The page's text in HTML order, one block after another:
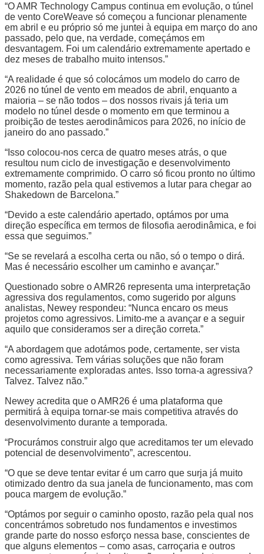
“O AMR Technology Campus continua em evolução, o túnel
de vento CoreWeave só começou a funcionar plenamente
em abril e eu próprio só me juntei à equipa em março do ano
passado, pelo que, na verdade, começámos em
desvantagem. Foi um calendário extremamente apertado e
dez meses de trabalho muito intensos.”
“A realidade é que só colocámos um modelo do carro de
2026 no túnel de vento em meados de abril, enquanto a
maioria – se não todos – dos nossos rivais já teria um
modelo no túnel desde o momento em que terminou a
proibição de testes aerodinâmicos para 2026, no início de
janeiro do ano passado.”
“Isso colocou-nos cerca de quatro meses atrás, o que
resultou num ciclo de investigação e desenvolvimento
extremamente comprimido. O carro só ficou pronto no último
momento, razão pela qual estivemos a lutar para chegar ao
Shakedown de Barcelona.”
“Devido a este calendário apertado, optámos por uma
direção específica em termos de filosofia aerodinâmica, e foi
essa que seguimos.”
“Se se revelará a escolha certa ou não, só o tempo o dirá.
Mas é necessário escolher um caminho e avançar.”
Questionado sobre o AMR26 representa uma interpretação
agressiva dos regulamentos, como sugerido por alguns
analistas, Newey respondeu: “Nunca encaro os meus
projetos como agressivos. Limito-me a avançar e a seguir
aquilo que consideramos ser a direção correta.”
“A abordagem que adotámos pode, certamente, ser vista
como agressiva. Tem várias soluções que não foram
necessariamente exploradas antes. Isso torna-a agressiva?
Talvez. Talvez não.”
Newey acredita que o AMR26 é uma plataforma que
permitirá à equipa tornar-se mais competitiva através do
desenvolvimento durante a temporada.
“Procurámos construir algo que acreditamos ter um elevado
potencial de desenvolvimento”, acrescentou.
“O que se deve tentar evitar é um carro que surja já muito
otimizado dentro da sua janela de funcionamento, mas com
pouca margem de evolução.”
“Optámos por seguir o caminho oposto, razão pela qual nos
concentrámos sobretudo nos fundamentos e investimos
grande parte do nosso esforço nessa base, conscientes de
que alguns elementos – como asas, carroçaria e outros